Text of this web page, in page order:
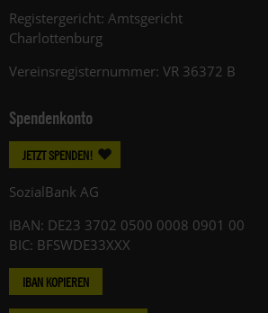
Registergericht: Amtsgericht
Charlottenburg
Vereinsregisternummer: VR 36372 B
Spendenkonto
JETZT SPENDEN!
SozialBank AG
IBAN: DE23 3702 0500 0008 0901 00
BIC: BFSWDE33XXX
IBAN KOPIEREN